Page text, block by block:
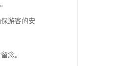
游客的安
念。